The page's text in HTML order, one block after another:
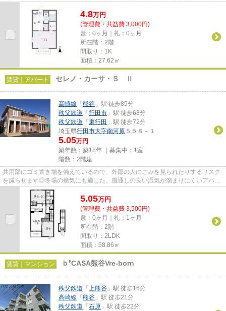
のキュート☆できるだけ早めに不...
4.8万円
(管理費・共益費 3,000円)
敷：0ヶ月｜礼：0ヶ月
所在階：2階
間取り：1K
面積：27.62㎡
賃貸｜アパート セレノ・カーサ・Ｓ Ⅱ
高崎線 「 熊谷 」駅 徒歩85分
秩父鉄道 「 行田市 」駅 徒歩68分
秩父鉄道 「 東行田 」駅 徒歩72分
埼玉県行田市大字南河原 ５５８－１
5.05万円
築年数：築18年 ｜募集中： 1室
階数：2階建
共用部にゴミ置き場を備えているので、外部の人にごみを見られたりするリスク
を減らせます◎冬場の換気にも適した、風通しの良い湿気が溜まりにくいアパー
トです◎賃料を10万円以下に抑...
5.05万円
(管理費・共益費 3,500円)
敷：0ヶ月｜礼：1ヶ月
所在階：2階
間取り：2LDK
面積：58.86㎡
賃貸｜マンション ｂ❜CASA熊谷Vre-born
秩父鉄道 「 上熊谷 」駅 徒歩16分
高崎線 「 熊谷 」駅 徒歩21分
秩父鉄道 「 石原 」駅 徒歩22分